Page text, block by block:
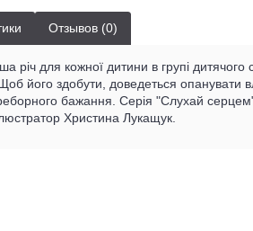
Отзывов (0)
річ для кожної дитини в групі
його здобути, доведеться опанувати
бажання. Серія "Слухай
Христина Лукащук.